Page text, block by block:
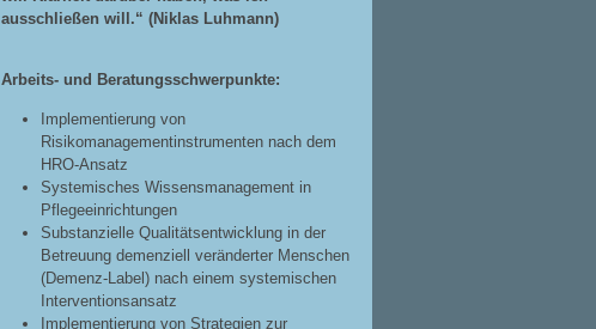
ausschließen will.“ (Niklas Luhmann)
Arbeits- und Beratungsschwerpunkte:
Implementierung von
Risikomanagementinstrumenten nach dem
HRO-Ansatz
Systemisches Wissensmanagement in
Pflegeeinrichtungen
Substanzielle Qualitätsentwicklung in der
Betreuung demenziell veränderter Menschen
(Demenz-Label) nach einem systemischen
Interventionsansatz
Implementierung von Strategien zur